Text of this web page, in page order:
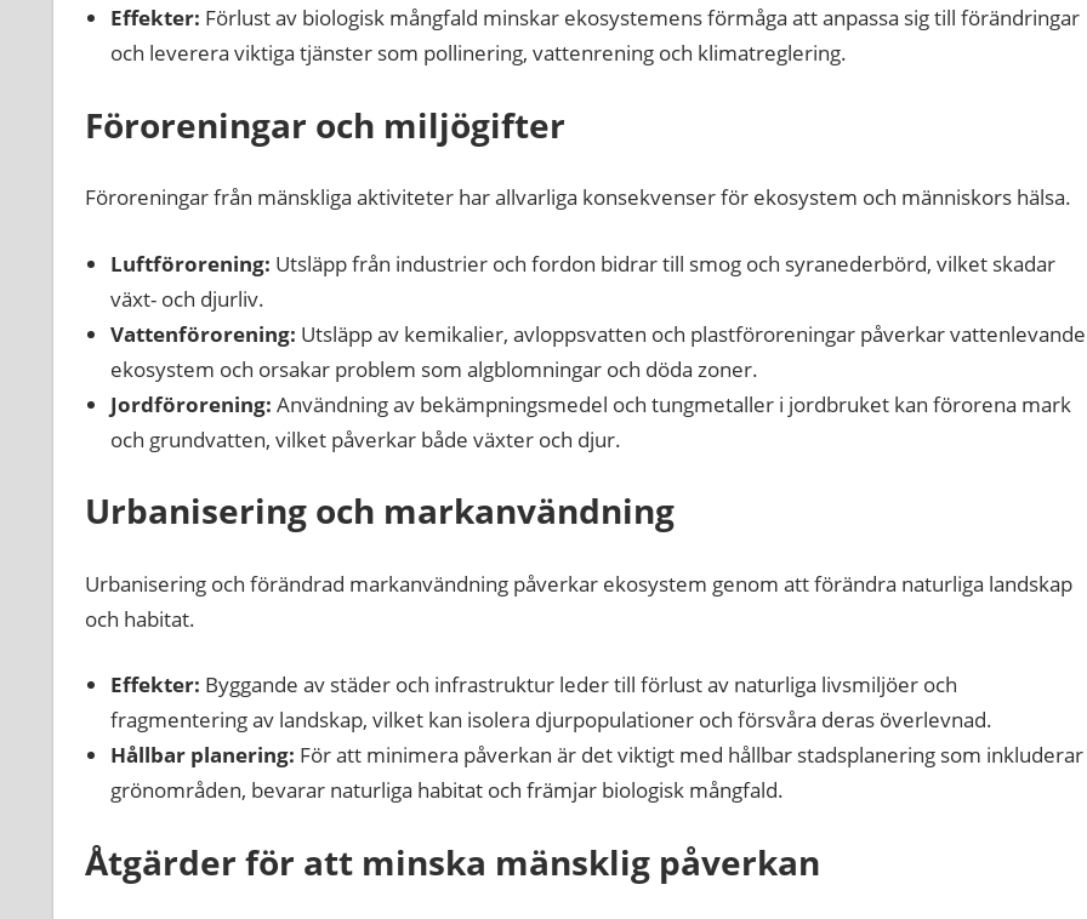
Effekter: Förlust av biologisk mångfald minskar ekosystemens förmåga att anpassa sig till förändringar
och leverera viktiga tjänster som pollinering, vattenrening och klimatreglering.
Föroreningar och miljögifter
Föroreningar från mänskliga aktiviteter har allvarliga konsekvenser för ekosystem och människors hälsa.
Luftförorening: Utsläpp från industrier och fordon bidrar till smog och syranederbörd, vilket skadar
växt- och djurliv.
Vattenförorening: Utsläpp av kemikalier, avloppsvatten och plastföroreningar påverkar vattenlevande
ekosystem och orsakar problem som algblomningar och döda zoner.
Jordförorening: Användning av bekämpningsmedel och tungmetaller i jordbruket kan förorena mark
och grundvatten, vilket påverkar både växter och djur.
Urbanisering och markanvändning
Urbanisering och förändrad markanvändning påverkar ekosystem genom att förändra naturliga landskap
och habitat.
Effekter: Byggande av städer och infrastruktur leder till förlust av naturliga livsmiljöer och
fragmentering av landskap, vilket kan isolera djurpopulationer och försvåra deras överlevnad.
Hållbar planering: För att minimera påverkan är det viktigt med hållbar stadsplanering som inkluderar
grönområden, bevarar naturliga habitat och främjar biologisk mångfald.
Åtgärder för att minska mänsklig påverkan